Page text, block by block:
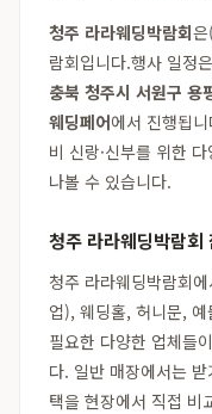
청주 라라웨딩박람회
람회입니다.행사 일정은
충북 청주시 서원구
웨딩페어에서 진행됩
비 신랑·신부를 위한
나볼 수 있습니다.
청주 라라웨딩박람회
청주 라라웨딩박람회
업), 웨딩홀, 허니문,
필요한 다양한 업체들
다. 일반 매장에서는
택을 현장에서 직접 비